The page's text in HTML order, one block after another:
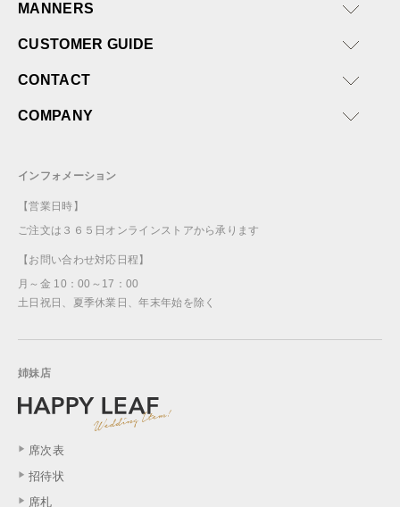
MANNERS
CUSTOMER GUIDE
CONTACT
COMPANY
インフォメーション
【営業日時】
ご注文は３６５日オンラインストアから承ります
【お問い合わせ対応日程】
月～金 10：00～17：00
土日祝日、夏季休業日、年末年始を除く
姉妹店
席次表
招待状
席札